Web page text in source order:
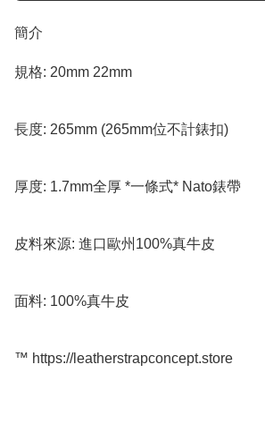
簡介
規格: 20mm 22mm
長度: 265mm (265mm位不計錶扣)
厚度: 1.7mm全厚 *一條式* Nato錶帶
皮料來源: 進口歐州100%真牛皮
面料: 100%真牛皮
™️ https://leatherstrapconcept.store